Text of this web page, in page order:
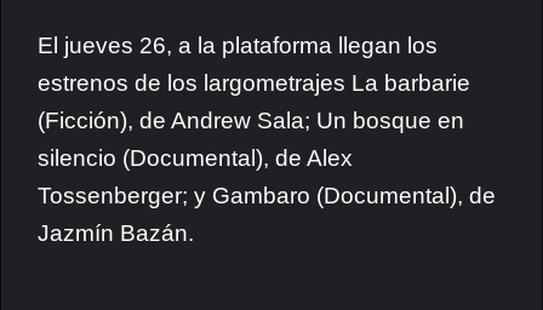
El jueves 26, a la plataforma llegan los
estrenos de los largometrajes La barbarie
(Ficción), de Andrew Sala; Un bosque en
silencio (Documental), de Alex
Tossenberger; y Gambaro (Documental), de
Jazmín Bazán.